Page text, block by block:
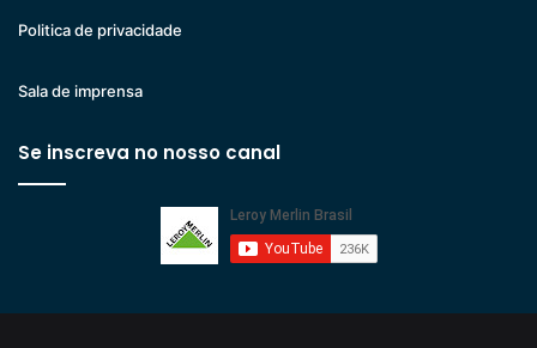
Politica de privacidade
Sala de imprensa
Se inscreva no nosso canal